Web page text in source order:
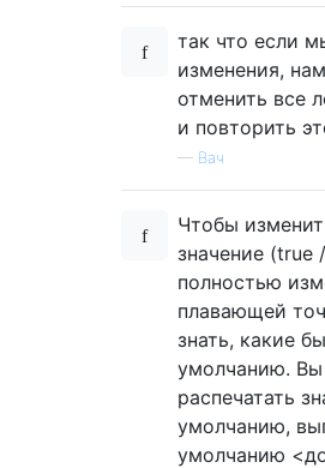
так что если
изменения,
отменить все
и повторить
— Вач
Чтобы
значение (true
полностью
плавающей
знать, какие
умолчанию.
распечатать
умолчанию,
умолчанию